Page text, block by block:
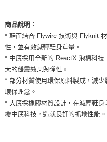
AFTEE先享後付是「在收到商品之
便利好安心！
２．便利：只要手機號碼，簡訊認證
３．安心：先確認商品／服務後，再
【「AFTEE先享後付」結帳流程】
１．於結帳方式選擇「AFTEE先享
結帳頁面，進行簡訊認證並確認金額
２．訂單成立數日內，您將收到繳
３．收到繳費通知簡訊後14天內，
ATM付款
運送方式
全家取貨付款
每筆NT$60，滿NT$1,500(含以
付款後全家取貨
每筆NT$60，滿NT$1,500(含以
商品說明 ：
* 鞋面結合 Flywire 技術與 Flyknit
性，並有效減輕鞋身重量。
* 中底採用全新的 ReactX 泡棉科技
大的緩震效果與彈性。
* 部分材質使用環保原料製成，減
環保理念。
* 大底採橡膠材質設計，在減輕鞋
覆中底科技，造就良好的抓地性能。